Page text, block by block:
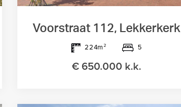
Voorstraat 112, Lekkerkerk
224m² 5
€ 650.000 k.k.